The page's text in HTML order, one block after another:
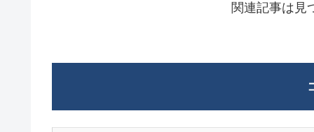
関連記事は見